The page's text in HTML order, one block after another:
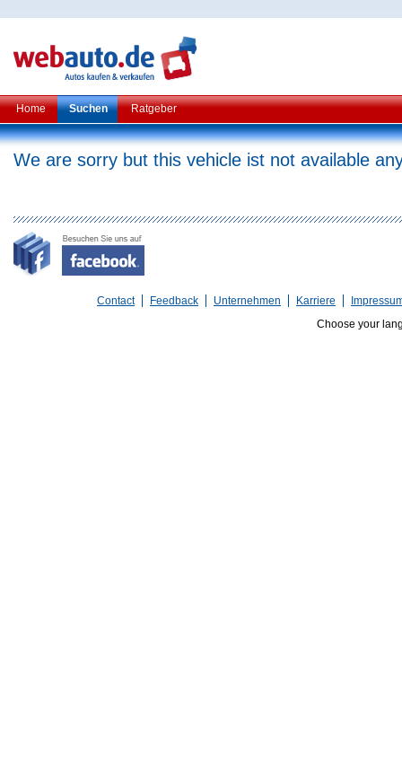
Home Suchen Ratgeber
We are sorry but this vehicle ist not available
Contact Feedback Unternehmen Karriere
Choose your